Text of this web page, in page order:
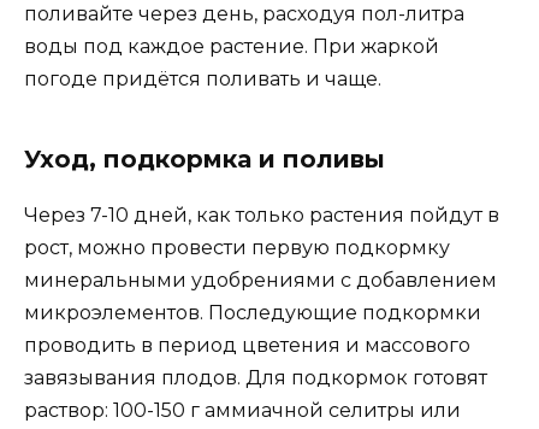
поливайте через день, расходуя пол-литра
воды под каждое растение. При жаркой
погоде придётся поливать и чаще.
Уход, подкормка и поливы
Через 7-10 дней, как только растения пойдут в
рост, можно провести первую подкормку
минеральными удобрениями с добавлением
микроэлементов. Последующие подкормки
проводить в период цветения и массового
завязывания плодов. Для подкормок готовят
раствор: 100-150 г аммиачной селитры или